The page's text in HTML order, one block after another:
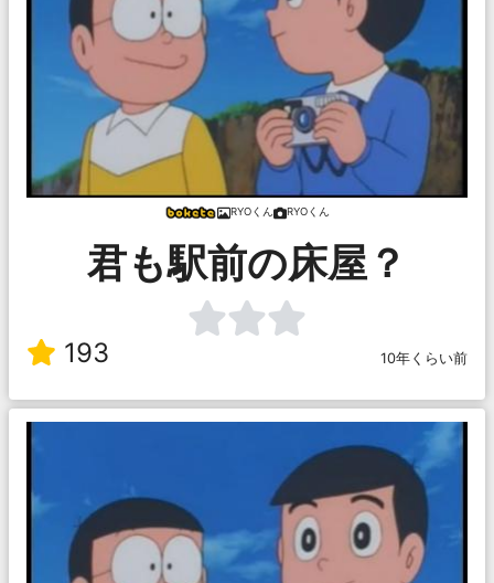
RYOくん RYOくん
君も駅前の床屋？
193 10年くらい前